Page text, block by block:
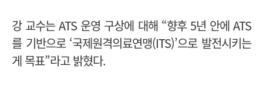
강 교수는 ATS 운영 구상에 대해 “향후 5년 안에 ATS
를 기반으로 ‘국제원격의료연맹(ITS)’으로 발전시키는
게 목표”라고 밝혔다.